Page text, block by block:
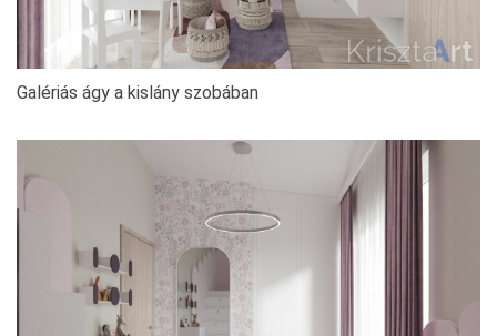
Galériás ágy a kislány szobában